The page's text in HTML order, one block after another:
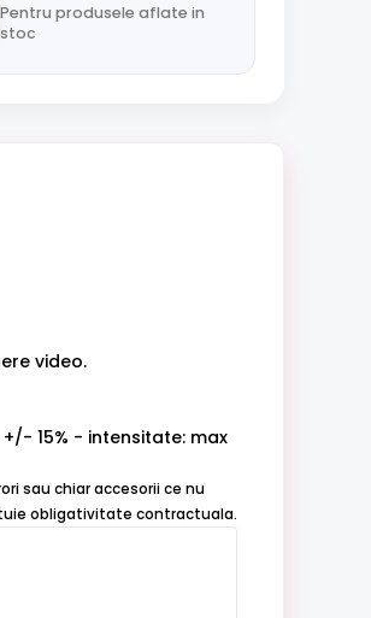
Pentru produsele aflate in
stoc
video.
15% - intensitate: max
sau chiar accesorii ce nu
obligativitate contractuala.